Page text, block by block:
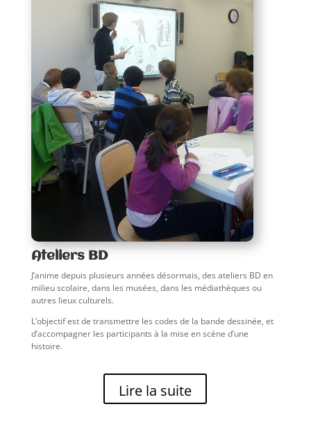
Ateliers BD
J’anime depuis plusieurs années désormais, des ateliers BD en
milieu scolaire, dans les musées, dans les médiathèques ou
autres lieux culturels.
L’objectif est de transmettre les codes de la bande dessinée, et
d’accompagner les participants à la mise en scène d’une
histoire.
Lire la suite